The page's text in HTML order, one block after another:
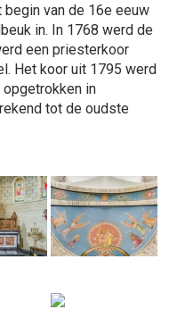
van de 16e eeuw
in. In 1768 werd de
een priesterkoor
Het koor uit 1795 werd
in
tot de oudste